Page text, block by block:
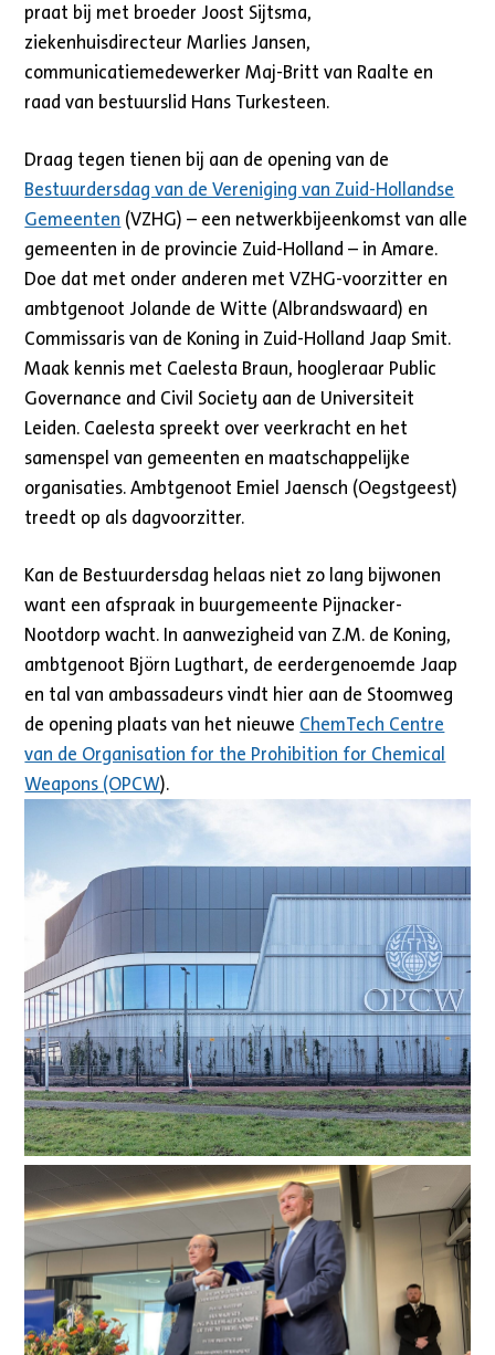
praat bij met broeder Joost Sijtsma,
ziekenhuisdirecteur Marlies Jansen,
communicatiemedewerker Maj-Britt van Raalte en
raad van bestuurslid Hans Turkesteen.
Draag tegen tienen bij aan de opening van de
Bestuurdersdag van de Vereniging van Zuid-Hollandse
Gemeenten (VZHG) – een netwerkbijeenkomst van alle
gemeenten in de provincie Zuid-Holland – in Amare.
Doe dat met onder anderen met VZHG-voorzitter en
ambtgenoot Jolande de Witte (Albrandswaard) en
Commissaris van de Koning in Zuid-Holland Jaap Smit.
Maak kennis met Caelesta Braun, hoogleraar Public
Governance and Civil Society aan de Universiteit
Leiden. Caelesta spreekt over veerkracht en het
samenspel van gemeenten en maatschappelijke
organisaties. Ambtgenoot Emiel Jaensch (Oegstgeest)
treedt op als dagvoorzitter.
Kan de Bestuurdersdag helaas niet zo lang bijwonen
want een afspraak in buurgemeente Pijnacker-
Nootdorp wacht. In aanwezigheid van Z.M. de Koning,
ambtgenoot Björn Lugthart, de eerdergenoemde Jaap
en tal van ambassadeurs vindt hier aan de Stoomweg
de opening plaats van het nieuwe ChemTech Centre
van de Organisation for the Prohibition for Chemical
Weapons (OPCW).